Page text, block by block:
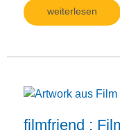
weiterlesen
filmfriend :